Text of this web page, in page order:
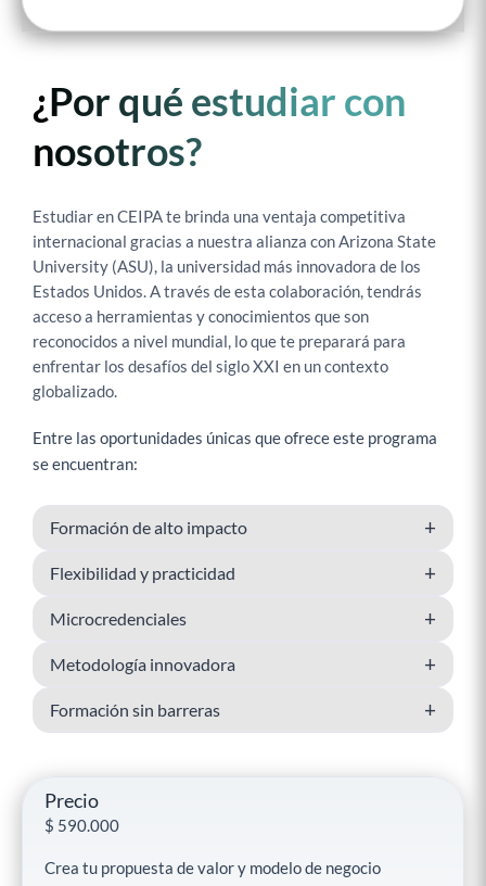
¿Por qué estudiar con
nosotros?
Estudiar en CEIPA te brinda una ventaja competitiva
internacional gracias a nuestra alianza con Arizona State
University (ASU), la universidad más innovadora de los
Estados Unidos. A través de esta colaboración, tendrás
acceso a herramientas y conocimientos que son
reconocidos a nivel mundial, lo que te preparará para
enfrentar los desafíos del siglo XXI en un contexto
globalizado.
Entre las oportunidades únicas que ofrece este programa
se encuentran:
Formación de alto impacto +
Flexibilidad y practicidad +
Microcredenciales +
Metodología innovadora +
Formación sin barreras +
Precio
$ 590.000
Crea tu propuesta de valor y modelo de negocio